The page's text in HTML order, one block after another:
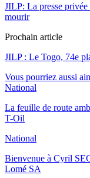
JILP: La presse
mourir
Prochain article
JILP : Le Togo, 74e
Vous pourriez aussi
National
La feuille de route
T-Oil
National
Bienvenue à Cyril
Lomé SA